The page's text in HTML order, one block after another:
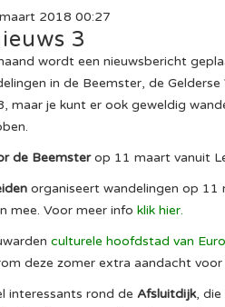
2018 00:27
3
wordt een nieuwsbericht
in de Beemster, de
maar je kunt er ook geweldig
de Beemsterop 11 maart vanuit
organiseert wandelingen op 11
mee. Voor meer info klik hier.
culturele hoofdstad van
deze zomer extra aandacht
interessants rond de Afsluitdijk, die